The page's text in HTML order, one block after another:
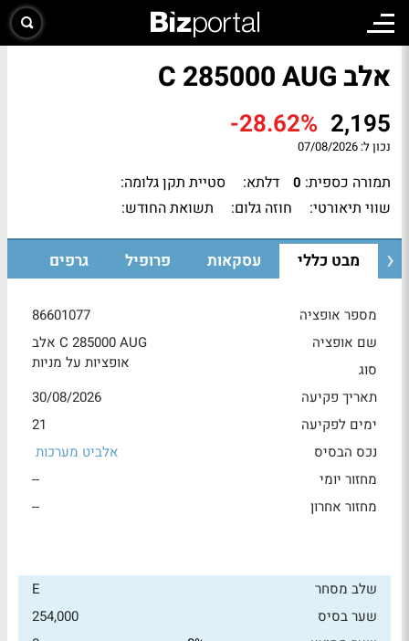
אלב C 285000 AUG
2,195
-28.62%
נכון ל: 07/08/2026
תמורה כספית: 0 דלתא:
סטיית תקן גלומה:
שווי תיאורטי:
חוזה גלום: תשואת החודש:
מבט כללי עסקאות פרופיל גרפים
מספר אופציה
86601077
שם אופציה
אלב C 285000 AUG
סוג
אופציות על מניות
תאריך פקיעה
30/08/2026
ימים לפקיעה
21
נכס הבסיס
אלביט מערכות
מחזור יומי
--
מחזור אחרון
--
שלב מסחר
E
שער בסיס
254,000